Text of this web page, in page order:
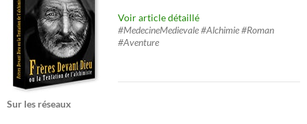
Voir article détaillé
#MedecineMedievale #Alchimie #Roman
#Aventure
Sur les réseaux